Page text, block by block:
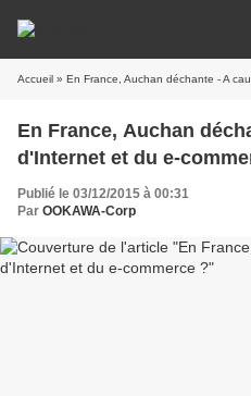
Accueil » En France, Auchan déchante - A
En France, Auchan
d'Internet et du e-
Publié le 03/12/2015 à 00:31
Par OOKAWA-Corp